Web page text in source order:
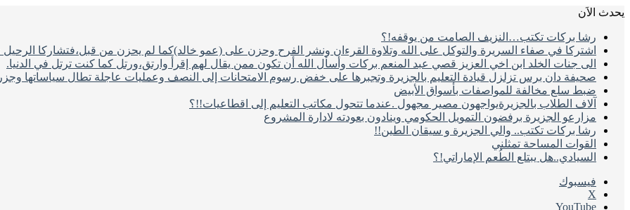
يحدث الاَن
رشا بركات تكتب…النزيف الصامت من يوقفه!؟
اشتركا في صفاء السريرة والتوكل على الله وتلاوة القرءان ونشر الفرح وحزن على (عمو خالد)كما لم يحزن من قبل،فتشاركا الرحيل
الى جنات الخلد ابن اخي العزيز قصي عبد المنعم بركات وأسأل الله أن تكون ممن يقال لهم إقرأ وارتق،ورتل كما كنت ترتل في الدنيا.
صحيفة دان برس تزلزل قيادة التعليم بالجزيرة وتجبرها على خفض رسوم الامتحانات إلى النصف وعمليات عاجلة تطال سياساتها
ضبط سلع مخالفة للمواصفات بأسواق الأبيض
آلاف الطلاب بالجزيرةيواجهون مصير مجهول .عندما تتحول مكاتب التعليم إلى اقطاعيات!!؟
مزارعو الجزيرة برفضون التمويل الحكومي وينادون بعودته لادارة المشروع
رشا بركات تكتب.. والي الجزيرة و سيقان الطين!!
القوات المساحة تمثلني
السيادي..هل يبتلع الطُعم الإماراتي!؟
فيسبوك
‫X
‫YouTube